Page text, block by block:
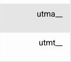
__utma
__utmt